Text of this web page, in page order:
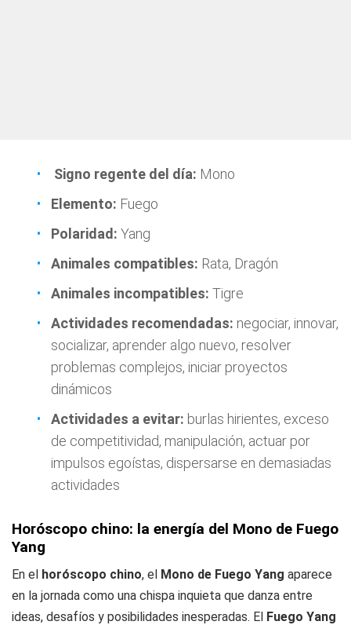
Signo regente del día: Mono
Elemento: Fuego
Polaridad: Yang
Animales compatibles: Rata, Dragón
Animales incompatibles: Tigre
Actividades recomendadas: negociar, innovar,
socializar, aprender algo nuevo, resolver
problemas complejos, iniciar proyectos
dinámicos
Actividades a evitar: burlas hirientes, exceso
de competitividad, manipulación, actuar por
impulsos egoístas, dispersarse en demasiadas
actividades
Horóscopo chino: la energía del Mono de Fuego
Yang
En el horóscopo chino, el Mono de Fuego Yang aparece
en la jornada como una chispa inquieta que danza entre
ideas, desafíos y posibilidades inesperadas. El Fuego Yang